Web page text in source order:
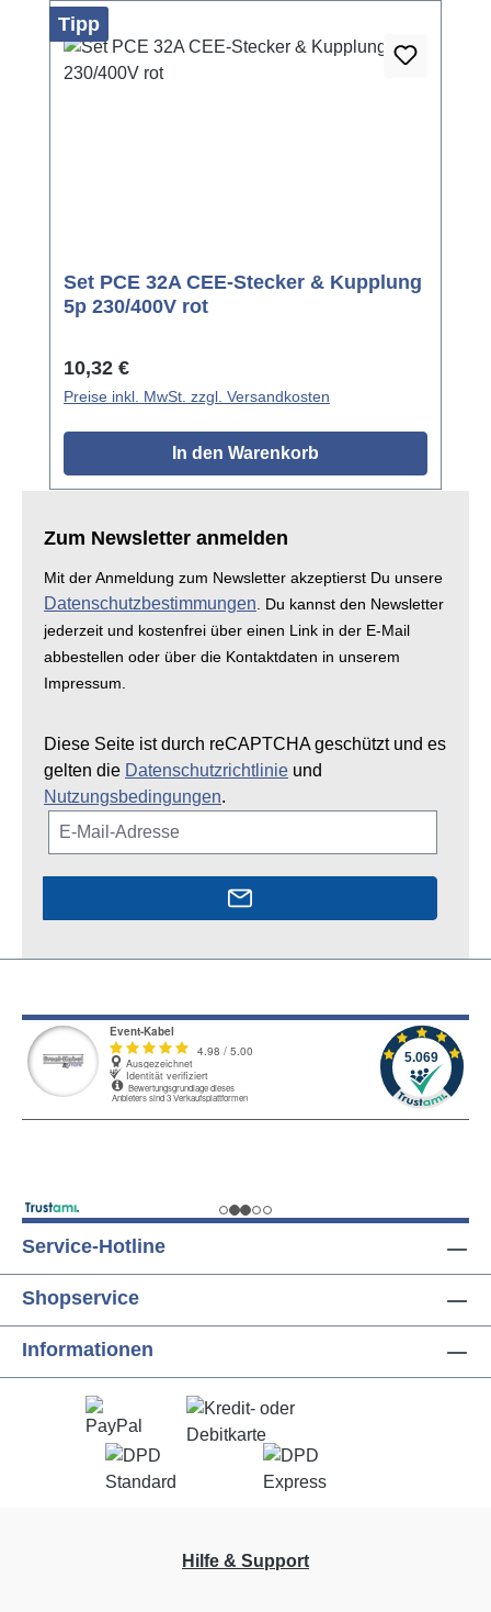
Tipp
Set PCE 32A CEE-Stecker & Kupplung
5p 230/400V rot
Regulärer Preis:
10,32 €
Preise inkl. MwSt. zzgl. Versandkosten
In den Warenkorb
Zum Newsletter anmelden
Mit der Anmeldung zum Newsletter akzeptierst Du unsere
Datenschutzbestimmungen . Du kannst den Newsletter
jederzeit und kostenfrei über einen Link in der E-Mail
abbestellen oder über die Kontaktdaten in unserem
Impressum.
Diese Seite ist durch reCAPTCHA geschützt und es
gelten die Datenschutzrichtlinie und
Nutzungsbedingungen.
Service-Hotline
Shopservice
Informationen
Hilfe & Support